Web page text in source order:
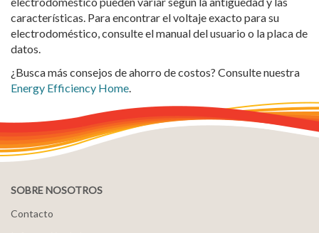
características. Para encontrar el voltaje exacto para su
electrodoméstico, consulte el manual del usuario o la placa de
datos.
¿Busca más consejos de ahorro de costos? Consulte nuestra
Energy Efficiency Home.
SOBRE NOSOTROS
Contacto